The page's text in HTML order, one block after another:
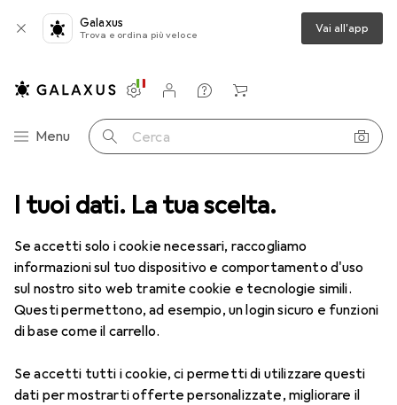
I tuoi dati. La tua scelta.
Se accetti solo i cookie necessari, raccogliamo
informazioni sul tuo dispositivo e comportamento d'uso
sul nostro sito web tramite cookie e tecnologie simili.
Questi permettono, ad esempio, un login sicuro e funzioni
di base come il carrello.
Se accetti tutti i cookie, ci permetti di utilizzare questi
dati per mostrarti offerte personalizzate, migliorare il
Galaxus
Trova e ordina più veloce Vai all'app
Categoria Navigazione
Menu Cerca
Impostazioni
Conto cliente
Liste di confronto
Liste dei desideri
Carrello
Lenti a contatto Air Optix HydraGlyde per l'astigmatismo 6
1 Immagine
Air Optix HydraGlyde per
-1.25, Obiettivo mensile, 6 pz., Torico
EUR
47,29 EUR
7,88/1pz.